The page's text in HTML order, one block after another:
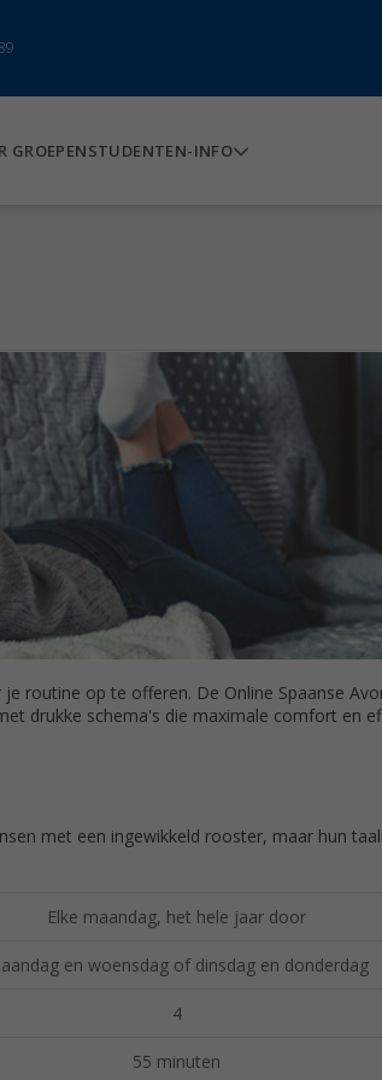
GROEPENSTUDENTEN-INFO
routine op te offeren. De Online Spaanse
drukke schema's die maximale comfort en
met een ingewikkeld rooster, maar hun
Elke maandag, het hele jaar door
en woensdag of dinsdag en donderdag
4
55 minuten